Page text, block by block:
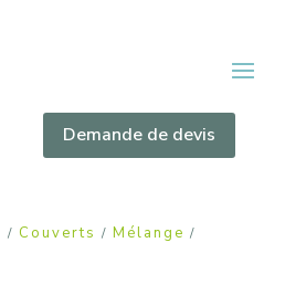
Demande de devis
/ Couverts / Mélange /